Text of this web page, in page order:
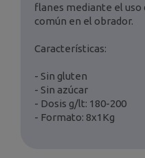
flanes mediante el uso
común en el obrador.
Características:
- Sin gluten
- Sin azúcar
- Dosis g/lt: 180-200
- Formato: 8x1Kg